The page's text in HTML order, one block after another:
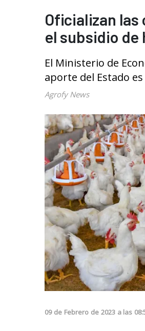
Oficializan
el subsidio de
El Ministerio de
aporte del Estado es
Agrofy News
09 de Febrero de 2023 a las